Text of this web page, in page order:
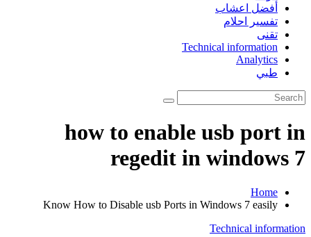
أفضل اعشاب
تفسير احلام
تقنى
Technical information
Analytics
طبي
how to enable usb port in
regedit in windows 7
Home
Know How to Disable usb Ports in Windows 7 easily
Technical information